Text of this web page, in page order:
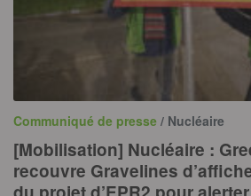
Communiqué de presse / Nucléaire
[Mobilisation] Nucléaire :
recouvre Gravelines